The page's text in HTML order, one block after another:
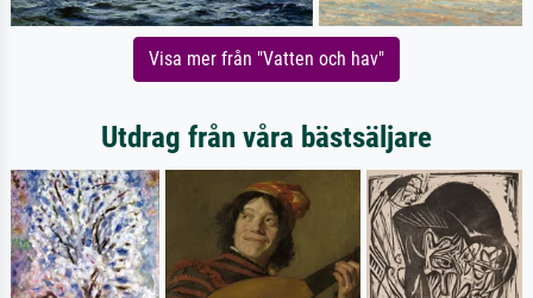
Visa mer från "Vatten och hav"
Utdrag från våra bästsäljare